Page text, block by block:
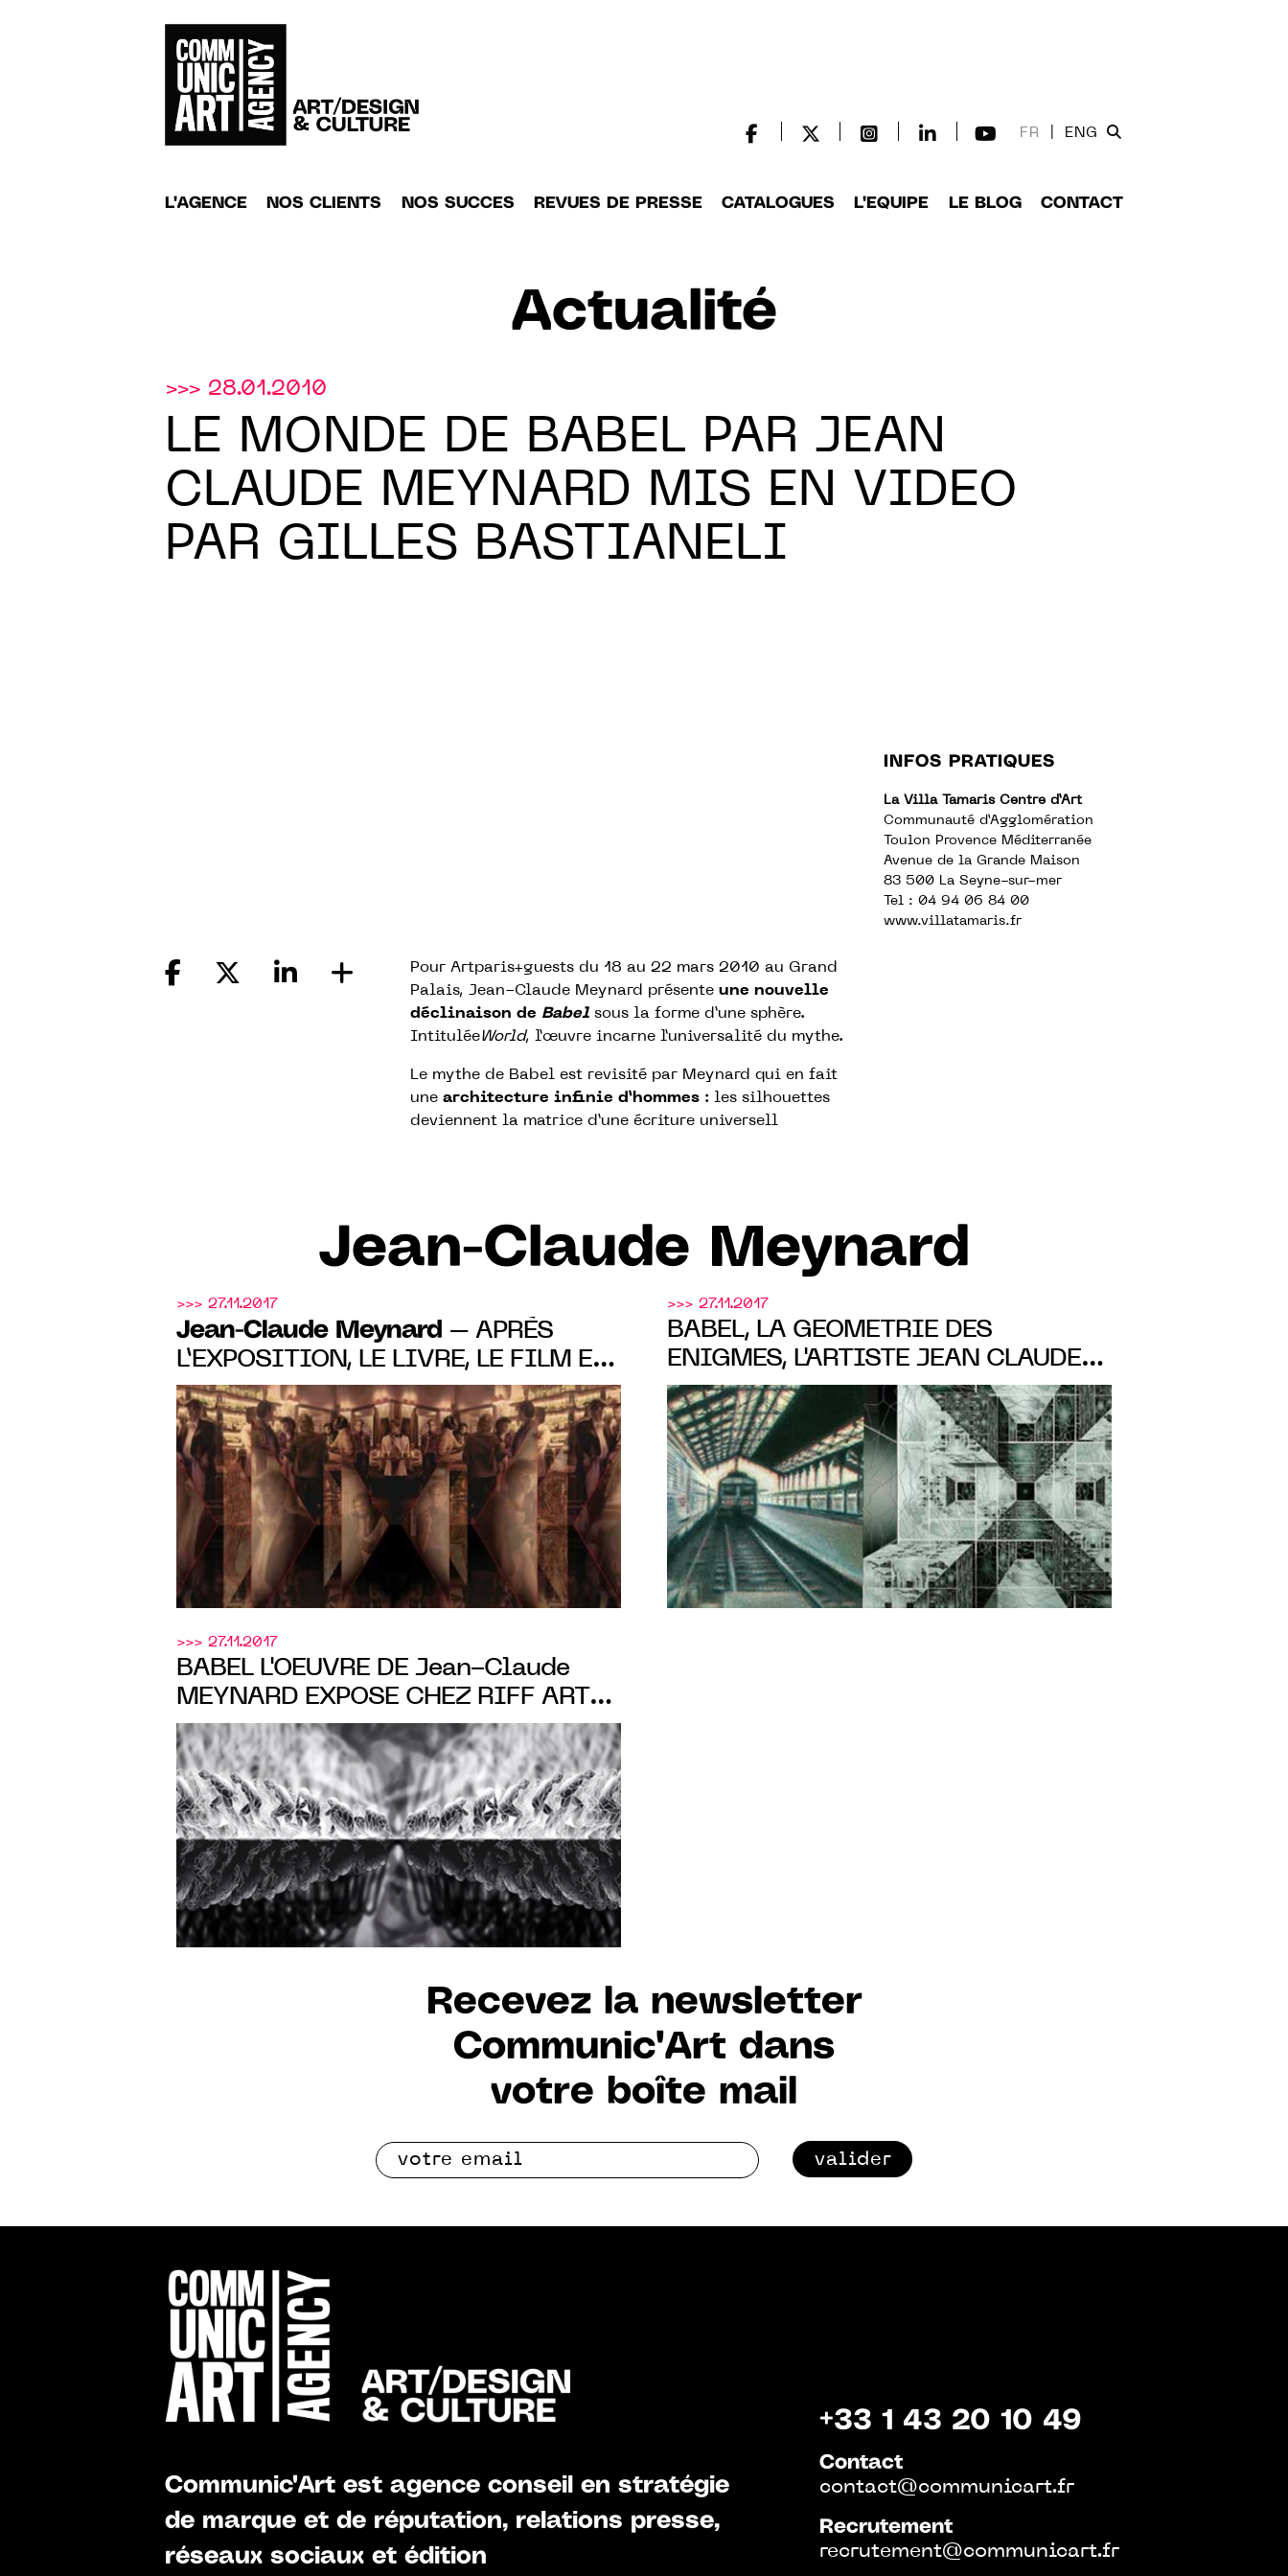
FR ENG
L'AGENCE NOS CLIENTS NOS SUCCES REVUES DE PRESSE CATALOGUES L'EQUIPE LE BLOG CONTACT
Actualité
>>> 28.01.2010
LE MONDE DE BABEL PAR JEAN
CLAUDE MEYNARD MIS EN VIDEO
PAR GILLES BASTIANELI
INFOS PRATIQUES
La Villa Tamaris Centre d’Art
Communauté d’Agglomération
Toulon Provence Méditerranée
Avenue de la Grande Maison
83 500 La Seyne-sur-mer
Tel : 04 94 06 84 00
www.villatamaris.fr
Pour Artparis+guests du 18 au 22 mars 2010 au Grand
Palais, Jean-Claude Meynard présente une nouvelle
déclinaison de Babel sous la forme d’une sphère.
IntituléeWorld, l’œuvre incarne l’universalité du mythe.
Le mythe de Babel est revisité par Meynard qui en fait
une architecture infinie d’hommes : les silhouettes
deviennent la matrice d’une écriture universell
Jean-Claude Meynard
>>> 27.11.2017
Jean-Claude Meynard – APRÈS
L’EXPOSITION, LE LIVRE, LE FILM ET
L’HYBRIDE
>>> 27.11.2017
BABEL, LA GEOMETRIE DES
ENIGMES, L'ARTISTE JEAN CLAUDE
MEYNARD À LA VILLA TAMARIS
>>> 27.11.2017
BABEL L'OEUVRE DE Jean-Claude
MEYNARD EXPOSE CHEZ RIFF ART
PROJECTS A PARIS
Recevez la newsletter
Communic'Art dans
votre boîte mail
valider
Communic'Art est agence conseil en stratégie
de marque et de réputation, relations presse,
réseaux sociaux et édition
+33 1 43 20 10 49
Contact
contact@communicart.fr
Recrutement
recrutement@communicart.fr